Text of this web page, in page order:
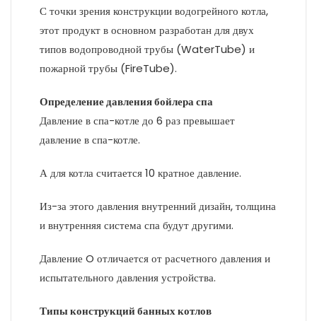
С точки зрения конструкции водогрейного котла,
этот продукт в основном разработан для двух
типов водопроводной трубы (WaterTube) и
пожарной трубы (FireTube).
Определение давления бойлера спа
Давление в спа-котле до 6 раз превышает
давление в спа-котле.
А для котла считается 10 кратное давление.
Из-за этого давления внутренний дизайн, толщина
и внутренняя система спа будут другими.
Давление O отличается от расчетного давления и
испытательного давления устройства.
Типы конструкций банных котлов